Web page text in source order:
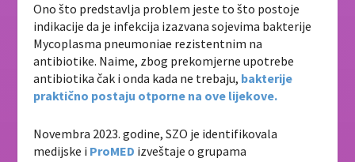
Ono što predstavlja problem jeste to što postoje
indikacije da je infekcija izazvana sojevima bakterije
Mycoplasma pneumoniae rezistentnim na
antibiotike. Naime, zbog prekomjerne upotrebe
antibiotika čak i onda kada ne trebaju, bakterije
praktično postaju otporne na ove lijekove.
Novembra 2023. godine, SZO je identifikovala
medijske i ProMED izveštaje o grupama